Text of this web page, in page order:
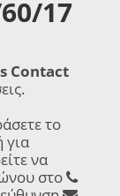
17
Contact
το
για
να
στο